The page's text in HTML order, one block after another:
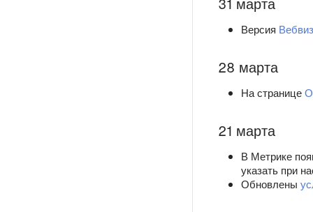
Версия
28 марта
На странице
21 марта
В Метрике
указать при
Обновлены